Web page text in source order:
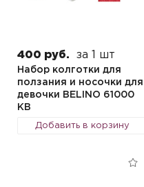
400 руб. за 1 шт
Набор колготки для
ползания и носочки для
девочки BELINO 61000
KB
Добавить в корзину